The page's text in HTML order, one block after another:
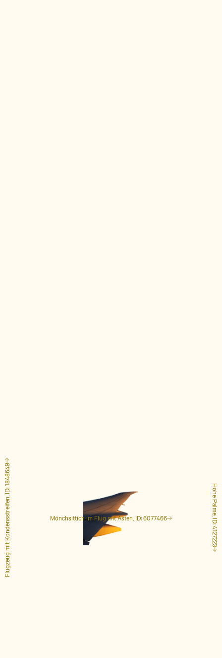
Mönchsittich im Flug mit Ästen, ID: 6077466 Hohe Palme, ID: 4127223
Flugzeug mit Kondensstreifen, ID: 1848649